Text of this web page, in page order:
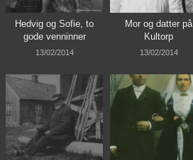
Hedvig og Sofie, to
gode venninner
13/02/2014
Mor og datter på
Kultorp
13/02/2014